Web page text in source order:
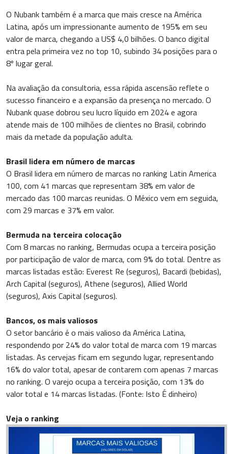
O Nubank também é a marca que mais cresce na América
Latina, após um impressionante aumento de 195% em seu
valor de marca, chegando a US$ 4,0 bilhões. O banco digital
entra pela primeira vez no top 10, subindo 34 posições para o
8º lugar geral.
Na avaliação da consultoria, essa rápida ascensão reflete o
sucesso financeiro e a expansão da presença no mercado. O
Nubank quase dobrou seu lucro líquido em 2024 e agora
atende mais de 100 milhões de clientes no Brasil, cobrindo
mais da metade da população adulta.
Brasil lidera em número de marcas
O Brasil lidera em número de marcas no ranking Latin America
100, com 41 marcas que representam 38% em valor de
mercado das 100 marcas reunidas. O México vem em seguida,
com 29 marcas e 37% em valor.
Bermuda na terceira colocação
Com 8 marcas no ranking, Bermudas ocupa a terceira posição
por participação de valor de marca, com 9% do total. Dentre as
marcas listadas estão: Everest Re (seguros), Bacardi (bebidas),
Arch Capital (seguros), Athene (seguros), Allied World
(seguros), Axis Capital (seguros).
Bancos, os mais valiosos
O setor bancário é o mais valioso da América Latina,
respondendo por 24% do valor total de marca com 19 marcas
listadas. As cervejas ficam em segundo lugar, representando
16% do valor total, apesar de contarem com apenas 7 marcas
no ranking. O varejo ocupa a terceira posição, com 13% do
valor total e 14 marcas listadas. (Fonte: Isto É dinheiro)
Veja o ranking